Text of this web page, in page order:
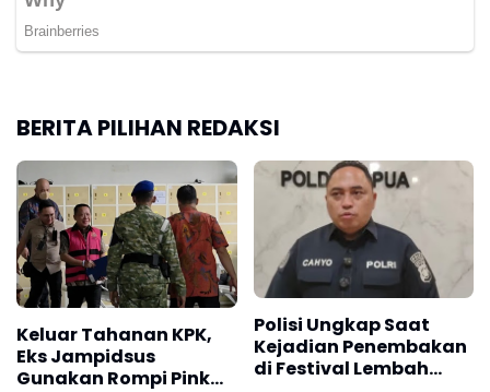
BERITA PILIHAN REDAKSI
Keluar Tahanan KPK,
Eks Jampidsus
Gunakan Rompi Pink
Polisi Ungkap Saat
Kejadian Penembakan
di Festival Lembah